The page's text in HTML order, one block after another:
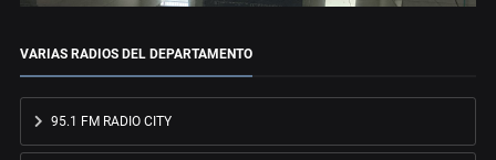
VARIAS RADIOS DEL DEPARTAMENTO
95.1 FM RADIO CITY